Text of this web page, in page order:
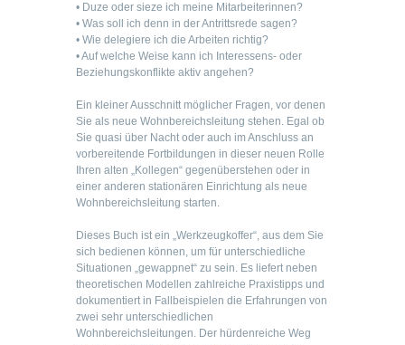
• Duze oder sieze ich meine Mitarbeiterinnen?
• Was soll ich denn in der Antrittsrede sagen?
• Wie delegiere ich die Arbeiten richtig?
• Auf welche Weise kann ich Interessens- oder
Beziehungskonflikte aktiv angehen?
Ein kleiner Ausschnitt möglicher Fragen, vor denen
Sie als neue Wohnbereichsleitung stehen. Egal ob
Sie quasi über Nacht oder auch im Anschluss an
vorbereitende Fortbildungen in dieser neuen Rolle
Ihren alten „Kollegen“ gegenüberstehen oder in
einer anderen stationären Einrichtung als neue
Wohnbereichsleitung starten.
Dieses Buch ist ein „Werkzeugkoffer“, aus dem Sie
sich bedienen können, um für unterschiedliche
Situationen „gewappnet“ zu sein. Es liefert neben
theoretischen Modellen zahlreiche Praxistipps und
dokumentiert in Fallbeispielen die Erfahrungen von
zwei sehr unterschiedlichen
Wohnbereichsleitungen. Der hürdenreiche Weg